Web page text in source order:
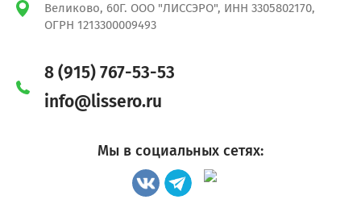
Великово, 60Г. ООО "ЛИССЭРО", ИНН 3305802170,
ОГРН 1213300009493
8 (915) 767-53-53
info@lissero.ru
Мы в социальных сетях: